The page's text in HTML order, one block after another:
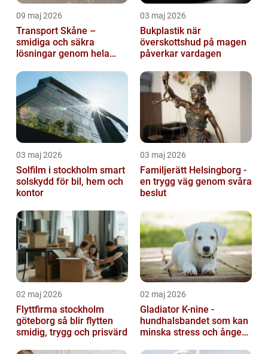
09 maj 2026
Transport Skåne –
smidiga och säkra
lösningar genom hela
03 maj 2026
Bukplastik när
överskottshud på magen
påverkar vardagen
03 maj 2026
Solfilm i stockholm smart
solskydd för bil, hem och
kontor
03 maj 2026
Familjerätt Helsingborg -
en trygg väg genom svåra
beslut
02 maj 2026
Flyttfirma stockholm
göteborg så blir flytten
smidig, trygg och prisvärd
02 maj 2026
Gladiator K-nine -
hundhalsbandet som kan
minska stress och ångest